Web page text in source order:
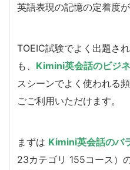
英語表現の記憶の定着度が
TOEIC試験でよく出題さ
も、 Kimini英会話のビジ
スシーンでよく使われる
ごご利用いただけます。
まずは Kimini英会話のバ
23カテゴリ 155コース）